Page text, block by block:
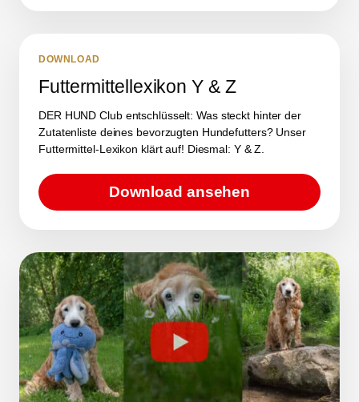
DOWNLOAD
Futtermittellexikon Y & Z
DER HUND Club entschlüsselt: Was steckt hinter der
Zutatenliste deines bevorzugten Hundefutters? Unser
Futtermittel-Lexikon klärt auf! Diesmal: Y & Z.
Download ansehen